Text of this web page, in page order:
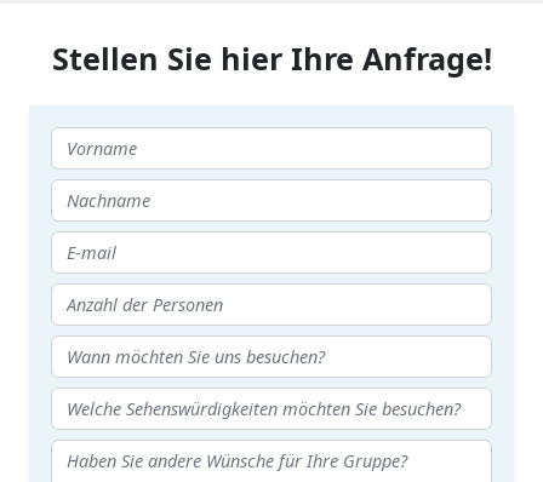
Stellen Sie hier Ihre Anfrage!